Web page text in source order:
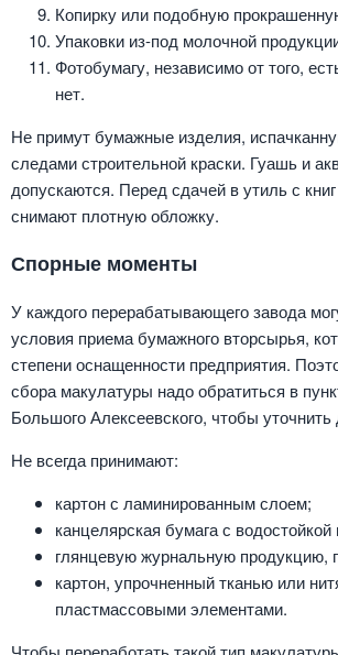
Копирку или подобную
Упаковки из-под молочной
Фотобумагу, независимо от того,
нет.
Не примут бумажные изделия,
следами строительной краски. Гуашь и
допускаются. Перед сдачей в утиль с
снимают плотную обложку.
Спорные моменты
У каждого перерабатывающего завода
условия приема бумажного вторсырья,
степени оснащенности предприятия.
сбора макулатуры надо обратиться в
Большого Алексеевского, чтобы уточнить
Не всегда принимают:
картон с ламинированным слоем;
канцелярская бумага с водостойкой
глянцевую журнальную продукцию,
картон, упрочненный тканью или
пластмассовыми элементами.